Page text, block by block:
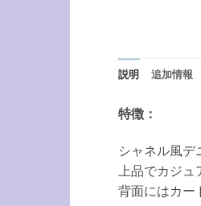
説明 追加情報
特徴：
シャネル風デ
上品でカジ
背面にはカー